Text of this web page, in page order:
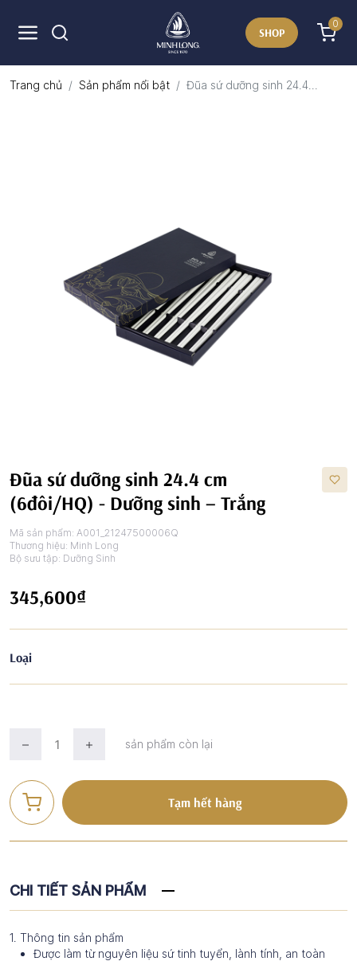
SHOP
0
Trang chủ Sản phẩm nổi bật Đũa sứ dưỡng sinh 24.4...
Đũa sứ dưỡng sinh 24.4 cm
(6đôi/HQ) - Dưỡng sinh – Trắng
Mã sản phẩm: A001_21247500006Q
Thương hiệu: Minh Long
Bộ sưu tập: Dưỡng Sinh
345,600₫
Loại
sản phẩm còn lại
Tạm hết hàng
CHI TIẾT SẢN PHẨM
1. Thông tin sản phẩm
Được làm từ nguyên liệu sứ tinh tuyển, lành tính, an toàn